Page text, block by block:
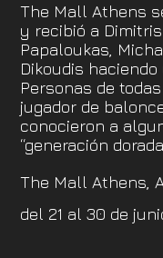
The Mall Athens
y recibió a
Papaloukas,
Dikoudis
Personas de
jugador de
conocieron a
“generación
The Mall Athens,
del 21 al 30 de